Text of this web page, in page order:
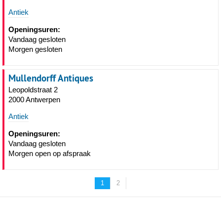
Antiek
Openingsuren:
Vandaag gesloten
Morgen gesloten
Mullendorff Antiques
Leopoldstraat 2
2000 Antwerpen
Antiek
Openingsuren:
Vandaag gesloten
Morgen open op afspraak
1 2